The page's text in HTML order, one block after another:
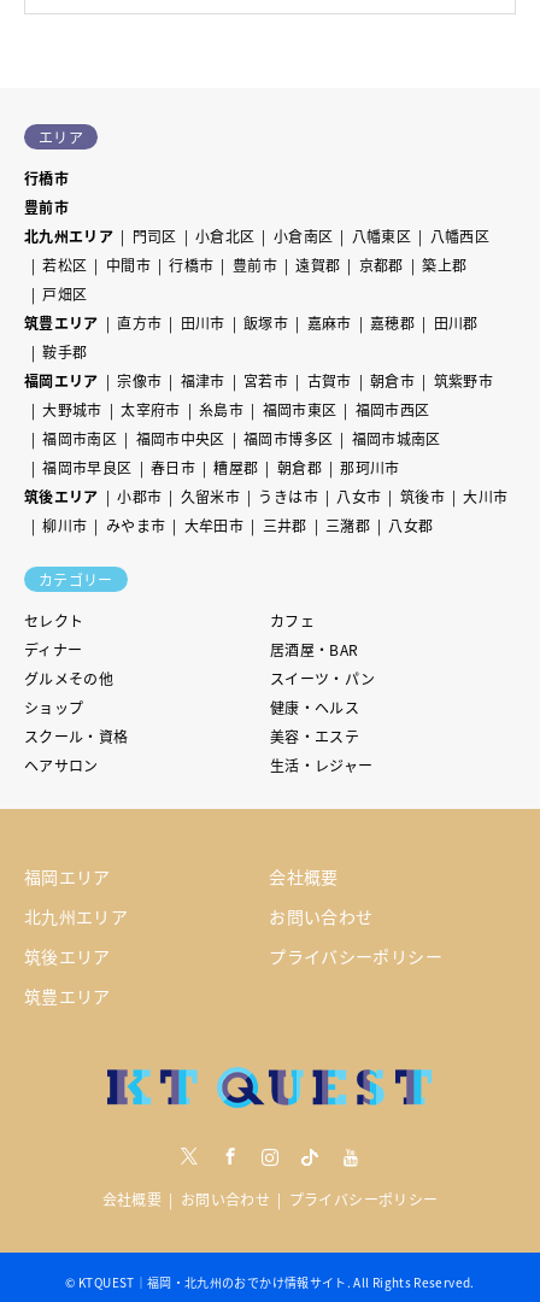
エリア
行橋市
豊前市
北九州エリア
門司区 小倉北区 小倉南区 八幡東区
八幡西区
若松区
中間市 行橋市 豊前市 遠賀郡 京都郡
築上郡
戸畑区
筑豊エリア
直方市 田川市 飯塚市 嘉麻市 嘉穂郡
田川郡
鞍手郡
福岡エリア
宗像市 福津市 宮若市 古賀市 朝倉市
筑紫野市
大野城市
太宰府市 糸島市 福岡市東区
福岡市西区
福岡市南区
福岡市中央区 福岡市博多区
福岡市城南区
福岡市早良区
春日市 糟屋郡 朝倉郡
那珂川市
筑後エリア
小郡市 久留米市 うきは市 八女市 筑後市
大川市
柳川市
みやま市 大牟田市 三井郡 三潴郡 八女郡
カテゴリー
セレクト
カフェ
ディナー
居酒屋・BAR
グルメその他
スイーツ・パン
ショップ
健康・ヘルス
スクール・資格
美容・エステ
ヘアサロン
生活・レジャー
福岡エリア
北九州エリア
筑後エリア
筑豊エリア
会社概要
お問い合わせ
プライバシーポリシー
Instagramtiktock youtube
会社概要 お問い合わせ プライバシーポリシー
© KTQUEST｜福岡・北九州のおでかけ情報サイト. All Rights Reserved.